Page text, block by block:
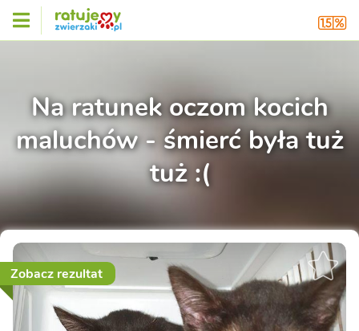
Na ratunek oczom kocich
maluchów - śmierć była tuż
tuż :(
Zobacz rezultat